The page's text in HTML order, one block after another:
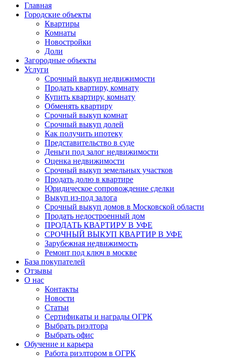
Главная
Городские объекты
Квартиры
Комнаты
Новостройки
Доли
Загородные объекты
Услуги
Срочный выкуп недвижимости
Продать квартиру, комнату
Купить квартиру, комнату
Обменять квартиру
Срочный выкуп комнат
Срочный выкуп долей
Как получить ипотеку
Представительство в суде
Деньги под залог недвижимости
Оценка недвижимости
Срочный выкуп земельных участков
Продать долю в квартире
Юридическое сопровождение сделки
Выкуп из-под залога
Срочный выкуп домов в Московской области
Продать недостроенный дом
ПРОДАТЬ КВАРТИРУ В УФЕ
СРОЧНЫЙ ВЫКУП КВАРТИР В УФЕ
Зарубежная недвижимость
Ремонт под ключ в москве
База покупателей
Отзывы
О нас
Контакты
Новости
Статьи
Сертификаты и награды ОГРК
Выбрать риэлтора
Выбрать офис
Обучение и карьера
Работа риэлтором в ОГРК